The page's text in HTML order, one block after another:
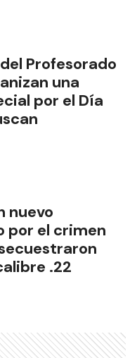
Profesorado
una
por el Día
nuevo
por el crimen
.22